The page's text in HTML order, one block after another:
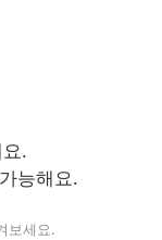
.
능해요.
보세요.